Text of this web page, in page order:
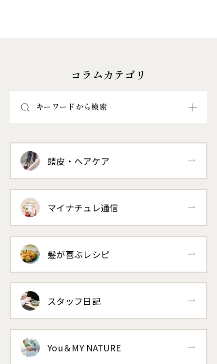
コラムカテゴリ
キーワードから検索
頭皮・ヘアケア
マイナチュレ通信
髪が喜ぶレシピ
スタッフ日記
You＆MY NATURE